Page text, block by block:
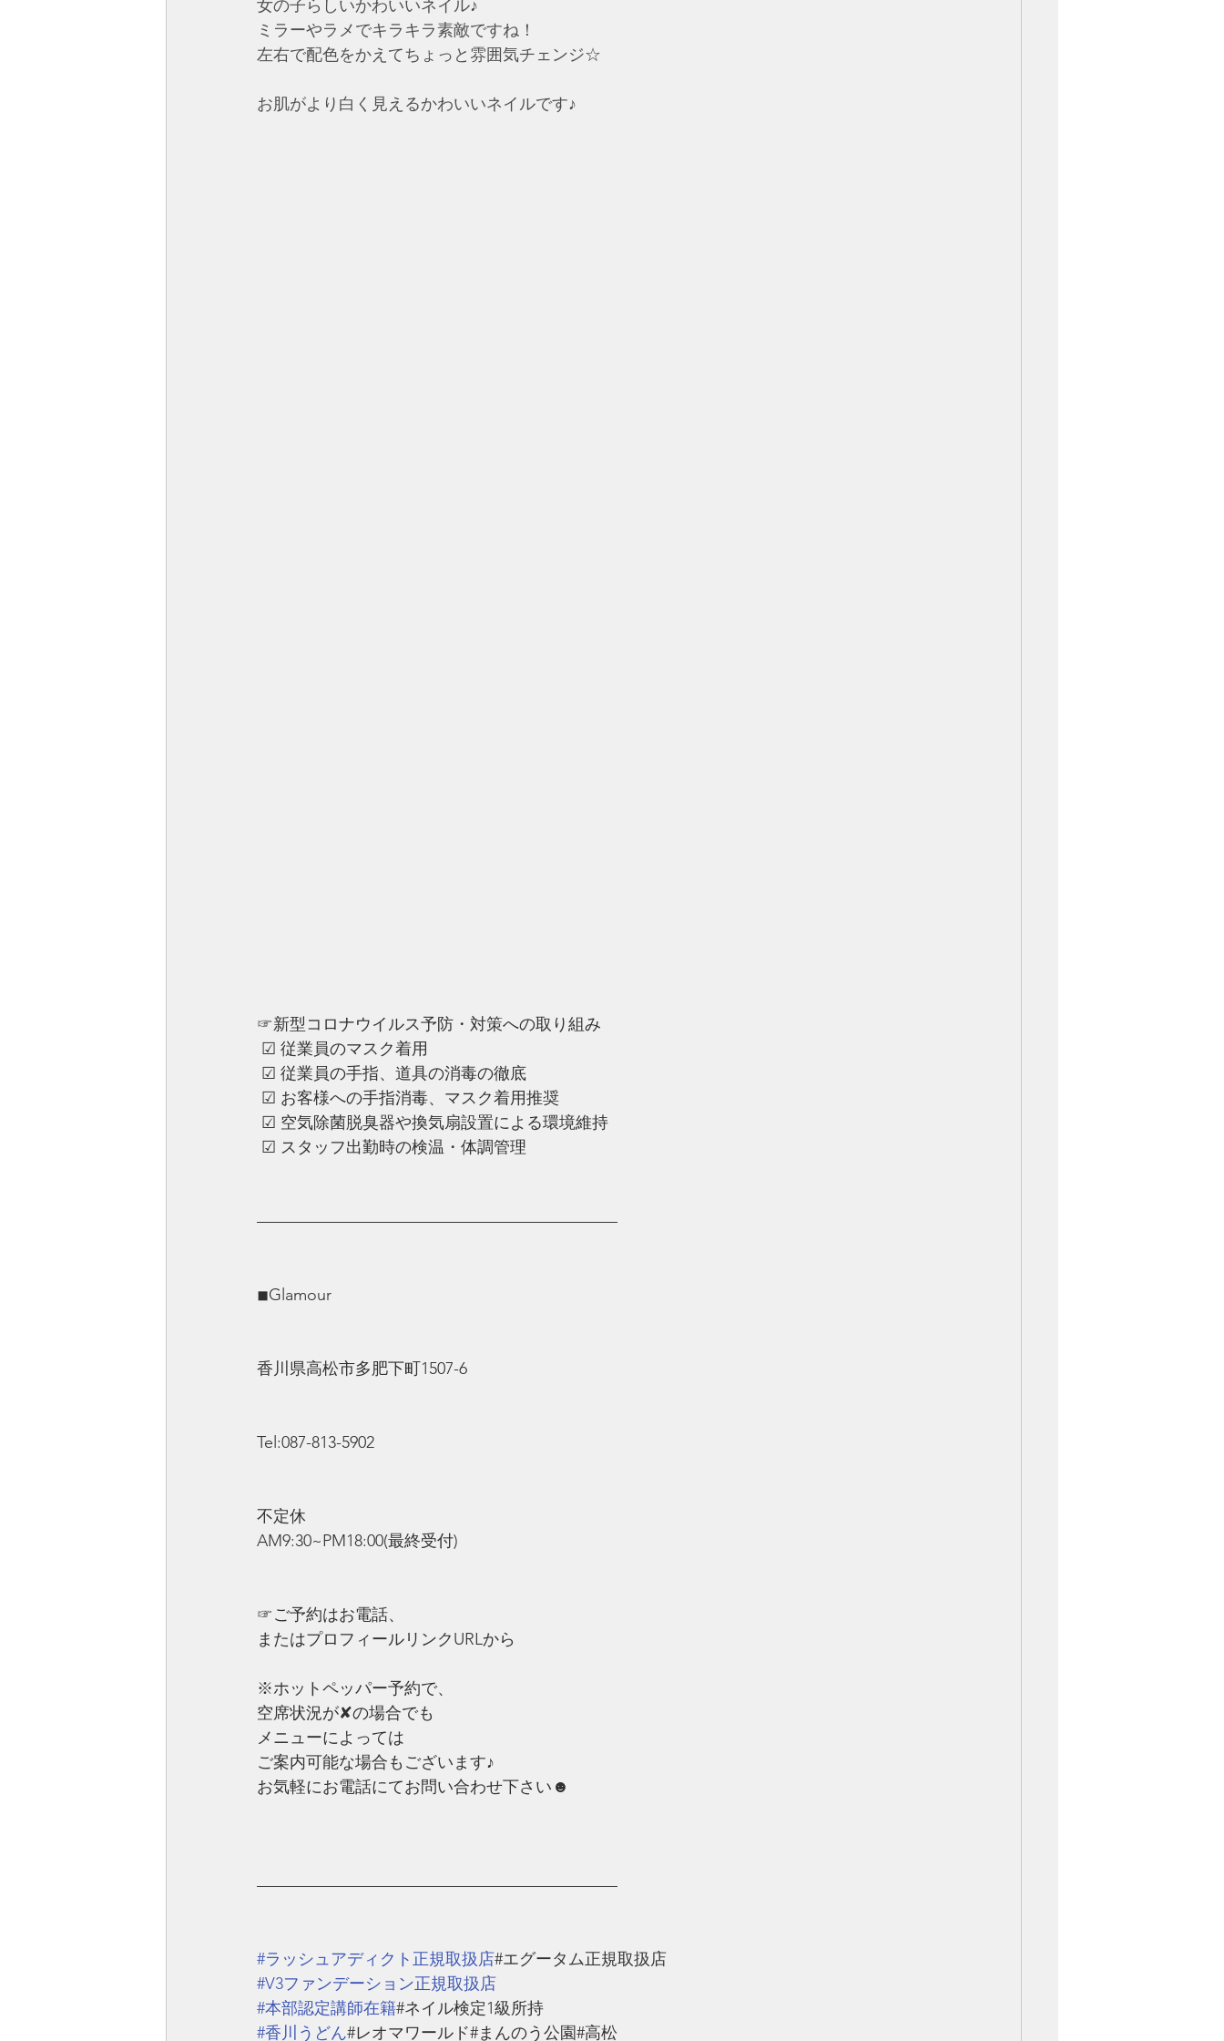
女の子らしいかわいいネイル♪
ミラーやラメでキラキラ素敵ですね！
左右で配色をかえてちょっと雰囲気チェンジ☆
お肌がより白く見えるかわいいネイルです♪
☞新型コロナウイルス予防・対策への取り組み
☑︎ 従業員のマスク着用
☑︎ ︎従業員の手指、道具の消毒の徹底
☑︎ ︎お客様への手指消毒、マスク着用推奨
☑︎ ︎空気除菌脱臭器や換気扇設置による環境維持
☑︎ ︎スタッフ出勤時の検温・体調管理
——————————————————————
◾︎Glamour
香川県高松市多肥下町1507-6
Tel:087-813-5902
不定休
AM9:30~PM18:00(最終受付)
☞ご予約はお電話、
またはプロフィールリンクURLから
※ホットペッパー予約で、
空席状況が✘の場合でも
メニューによっては
ご案内可能な場合もございます♪
お気軽にお電話にてお問い合わせ下さい☻
——————————————————————
#ラッシュアディクト正規取扱店#エグータム正規取扱店
#V3ファンデーション正規取扱店
#本部認定講師在籍#ネイル検定1級所持
#香川うどん#レオマワールド#まんのう公園#高松